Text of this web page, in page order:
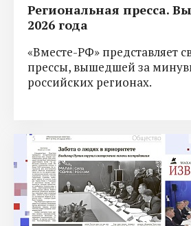
Региональная пресса.
2026 года
«Вместе-РФ» представляет
прессы, вышедшей за
российских регионах.